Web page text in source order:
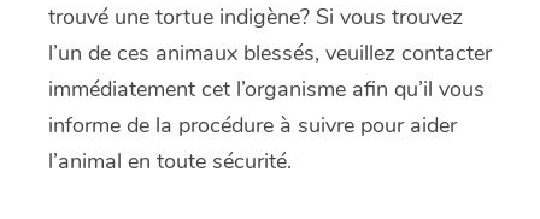
trouvé une tortue indigène? Si vous trouvez
l’un de ces animaux blessés, veuillez contacter
immédiatement cet l’organisme afin qu’il vous
informe de la procédure à suivre pour aider
l’animal en toute sécurité.